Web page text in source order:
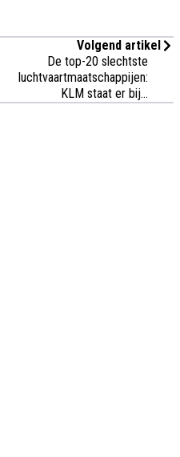
Volgend artikel
De top-20 slechtste
luchtvaartmaatschappijen:
KLM staat er bij...